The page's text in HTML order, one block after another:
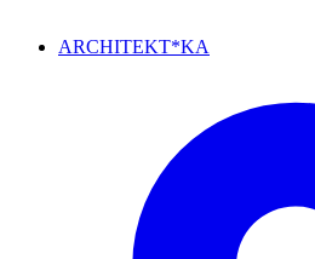
ARCHITEKT*KA